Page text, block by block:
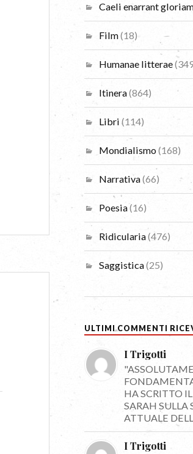
Caeli enarrant
Film(18)
Humanae litterae
Itinera(864)
Libri (114)
Mondialismo(168)
Narrativa(66)
Poesia(16)
Ridicularia(476)
Saggistica(25)
ULTIMI COMMENTI
I Trigotti
HA SCRITTO
SARAH
ATTUALE
I Trigotti